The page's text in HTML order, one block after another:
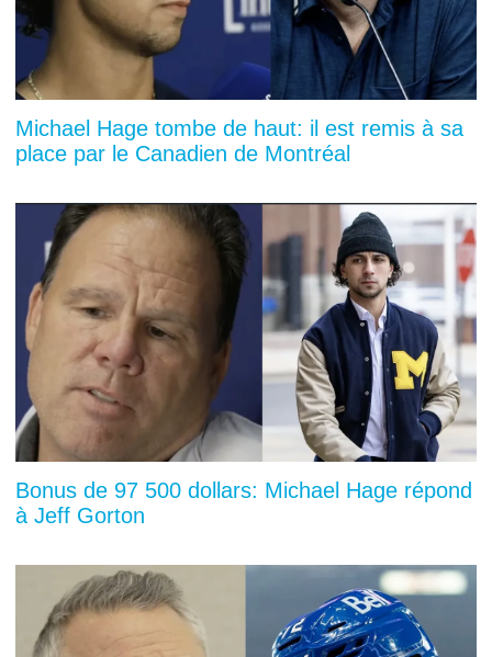
Michael Hage tombe de haut: il est remis à sa
place par le Canadien de Montréal
Bonus de 97 500 dollars: Michael Hage répond
à Jeff Gorton